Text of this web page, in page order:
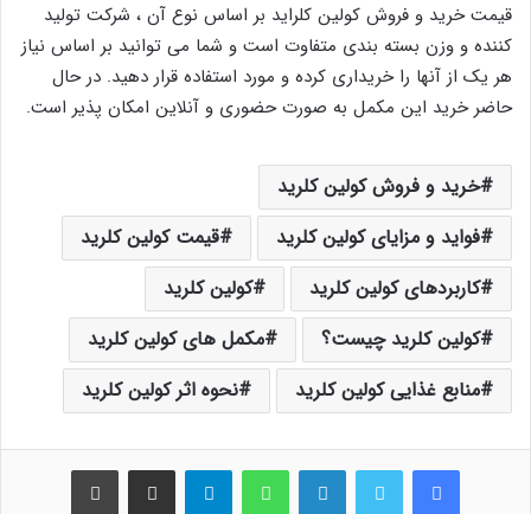
قیمت خرید و فروش کولین کلراید بر اساس نوع آن ، شرکت تولید
کننده و وزن بسته بندی متفاوت است و شما می توانید بر اساس نیاز
هر یک از آنها را خریداری کرده و مورد استفاده قرار دهید. در حال
حاضر خرید این مکمل به صورت حضوری و آنلاین امکان پذیر است.
خرید و فروش کولین کلرید
فواید و مزایای کولین کلرید
قیمت کولین کلرید
کاربردهای کولین کلرید
کولین کلرید
کولین کلرید چیست؟
مکمل های کولین کلرید
منابع غذایی کولین کلرید
نحوه اثر کولین کلرید
فیس بوک لینکدین واتس آپ اشتراک گذاری از طریق ایمیل